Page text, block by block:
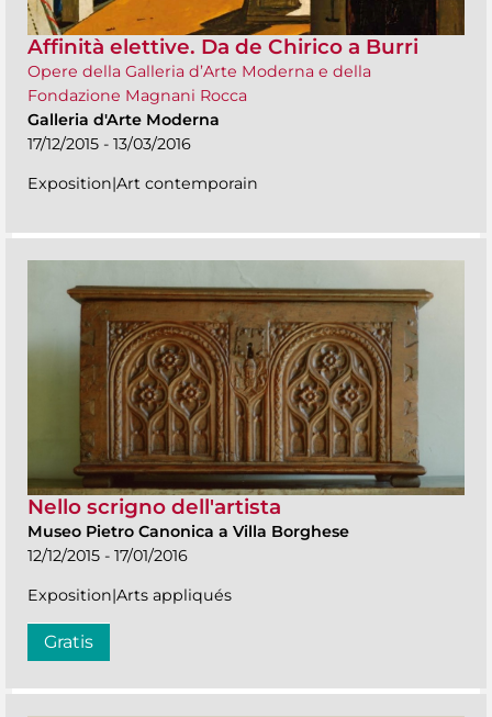
Affinità elettive. Da de Chirico a Burri
Opere della Galleria d’Arte Moderna e della
Fondazione Magnani Rocca
Galleria d'Arte Moderna
17/12/2015 - 13/03/2016
Exposition|Art contemporain
Nello scrigno dell'artista
Museo Pietro Canonica a Villa Borghese
12/12/2015 - 17/01/2016
Exposition|Arts appliqués
Gratis